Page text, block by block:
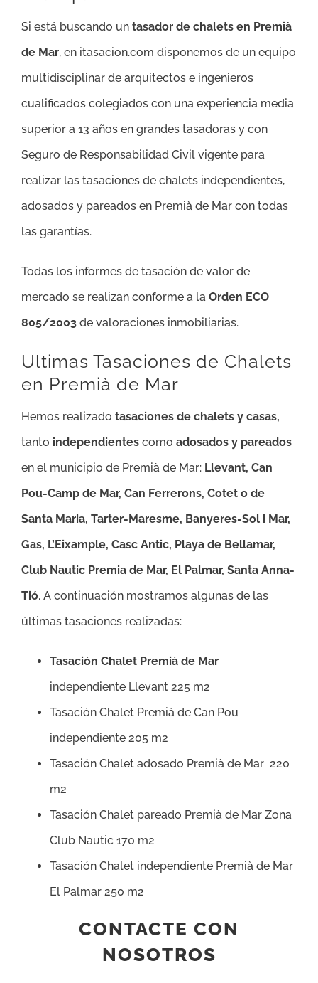
Si está buscando un tasador de chalets en Premià
de Mar, en itasacion.com disponemos de un equipo
multidisciplinar de arquitectos e ingenieros
cualificados colegiados con una experiencia media
superior a 13 años en grandes tasadoras y con
Seguro de Responsabilidad Civil vigente para
realizar las tasaciones de chalets independientes,
adosados y pareados en Premià de Mar con todas
las garantías.
Todas los informes de tasación de valor de
mercado se realizan conforme a la Orden ECO
805/2003 de valoraciones inmobiliarias.
Ultimas Tasaciones de Chalets
en Premià de Mar
Hemos realizado tasaciones de chalets y casas,
tanto independientes como adosados y pareados
en el municipio de Premià de Mar: Llevant, Can
Pou-Camp de Mar, Can Ferrerons, Cotet o de
Santa Maria, Tarter-Maresme, Banyeres-Sol i Mar,
Gas, L’Eixample, Casc Antic, Playa de Bellamar,
Club Nautic Premia de Mar, El Palmar, Santa Anna-
Tió. A continuación mostramos algunas de las
últimas tasaciones realizadas:
Tasación Chalet Premià de Mar
independiente Llevant 225 m2
Tasación Chalet Premià de Can Pou
independiente 205 m2
Tasación Chalet adosado Premià de Mar 220
m2
Tasación Chalet pareado Premià de Mar Zona
Club Nautic 170 m2
Tasación Chalet independiente Premià de Mar
El Palmar 250 m2
CONTACTE CON
NOSOTROS